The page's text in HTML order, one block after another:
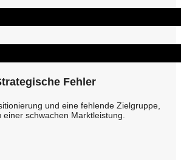
Fehler
und eine fehlende Zielgruppe,
einer schwachen Marktleistung.